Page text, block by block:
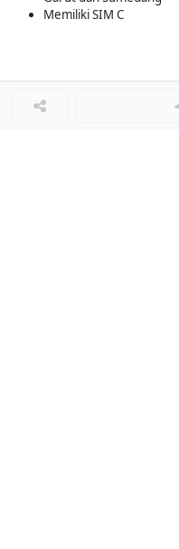
Memiliki SIM C